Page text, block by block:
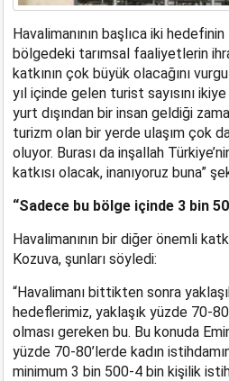
Havalimanının başlıca iki
bölgedeki tarımsal faaliyetlerin
katkının çok büyük olacağını
yıl içinde gelen turist sayısını
yurt dışından bir insan geldiği
turizm olan bir yerde ulaşım çok
oluyor. Burası da inşallah
katkısı olacak, inanıyoruz buna”
“Sadece bu bölge içinde 3 bin
Havalimanının bir diğer önemli
Kozuva, şunları söyledi:
“Havalimanı bittikten sonra
hedeflerimiz, yaklaşık yüzde 70-
olması gereken bu. Bu konuda
yüzde 70-80’lerde kadın
minimum 3 bin 500-4 bin kişilik